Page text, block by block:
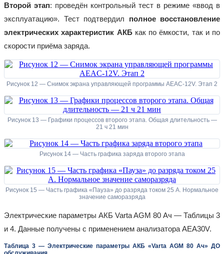
Второй этап: проведён контрольный тест в режиме «ввод в
эксплуатацию». Тест подтвердил полное восстановление
электрических характеристик АКБкак по ёмкости, так и по
скорости приёма заряда.
Рисунок 12 — Снимок экрана управляющей программы AEAC-12V. Этап 2
Рисунок 13 — Графики процессов второго этапа. Общая длительность —
21 ч 21 мин
Рисунок 14 — Часть графика заряда второго этапа
Рисунок 15 — Часть графика «Пауза» до разряда током 25 А. Нормальное
значение саморазряда
Электрические параметры АКБ Varta AGM 80 Ач — Таблицы 3
и 4. Данные получены с применением анализатора AEA30V.
Таблица 3 — Электрические параметры АКБ «Varta AGM 80 Ач» ДО